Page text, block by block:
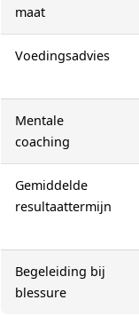
maat
Voedingsadvies
Mentale
coaching
Gemiddelde
resultaattermijn
Begeleiding bij
blessure